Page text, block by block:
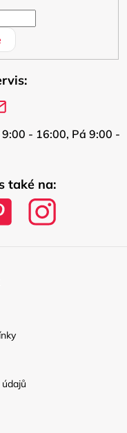
- 16:00, Pá 9:00 -
také na: